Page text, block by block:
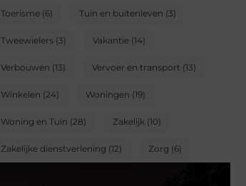
Toerisme (6) Tuin en buitenleven (3)
Tweewielers (3) Vakantie (14)
Verbouwen (13) Vervoer en transport (13)
Winkelen (24) Woningen (19)
Woning en Tuin (28) Zakelijk (10)
Zakelijke dienstverlening (12) Zorg (6)